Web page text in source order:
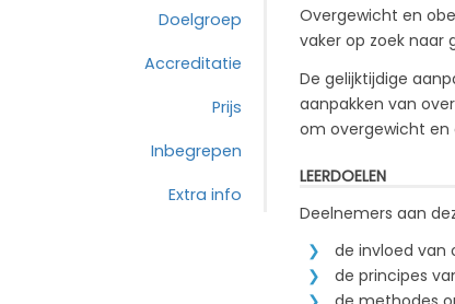
Doelgroep
Accreditatie
Prijs
Inbegrepen
Extra info
Overgewicht en
vaker op zoek naar
De gelijktijdige
aanpakken van
om overgewicht en
LEERDOELEN
Deelnemers aan
de invloed van
de principes